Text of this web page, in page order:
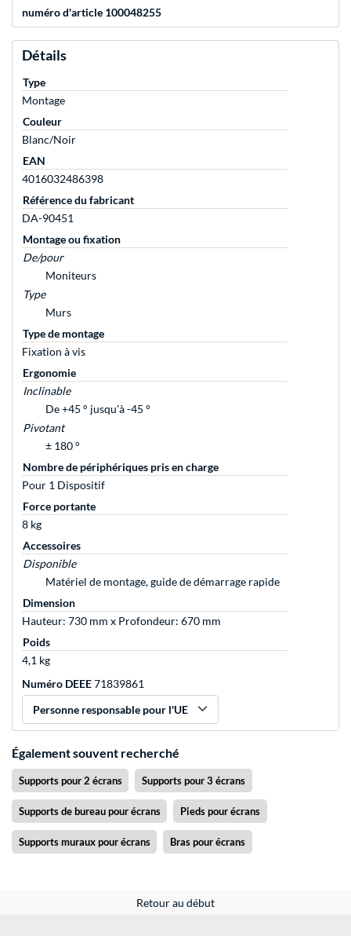
numéro d'article 100048255
Détails
Type
Montage
Couleur
Blanc/Noir
EAN
4016032486398
Référence du fabricant
DA-90451
Montage ou fixation
De/pour
Moniteurs
Type
Murs
Type de montage
Fixation à vis
Ergonomie
Inclinable
De +45 ° jusqu'à -45 °
Pivotant
± 180 °
Nombre de périphériques pris en charge
Pour 1 Dispositif
Force portante
8 kg
Accessoires
Disponible
Matériel de montage, guide de démarrage rapide
Dimension
Hauteur: 730 mm x Profondeur: 670 mm
Poids
4,1 kg
Numéro DEEE71839861
Personne responsable pour l'UE
Également souvent recherché
Supports pour 2 écrans Supports pour 3 écrans
Supports de bureau pour écrans Pieds pour écrans
Supports muraux pour écrans Bras pour écrans
Retour au début